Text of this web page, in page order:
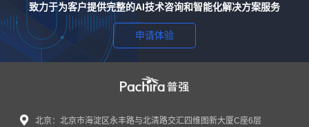
致力于为客户提供完整的AI技术咨询和智能化解决方案服务
申请体验
北京：北京市海淀区永丰路与北清路交汇四维图新大厦C座6层